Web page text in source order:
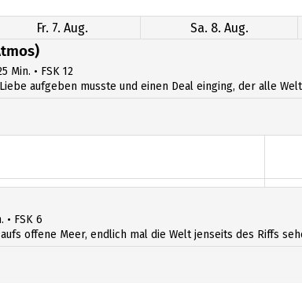
Fr. 7. Aug. Sa. 8. Aug.
Min. • FSK 12
aufgeben musste und einen Deal einging, der alle
• FSK 6
offene Meer, endlich mal die Welt jenseits des Riffs